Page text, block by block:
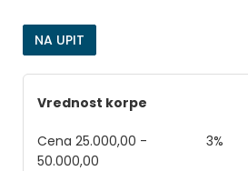
NA UPIT
Vrednost korpe
Cena 25.000,00 -
50.000,00
3%